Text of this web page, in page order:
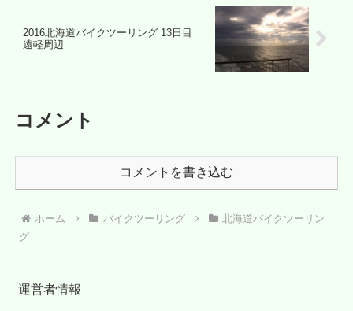
2016北海道バイクツーリング 13日目
遠軽周辺
コメント
コメントを書き込む
ホーム バイクツーリング
北海道バイクツーリン
グ
運営者情報